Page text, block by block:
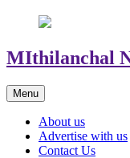
MIthilanchal
Menu
About us
Advertise with us
Contact Us